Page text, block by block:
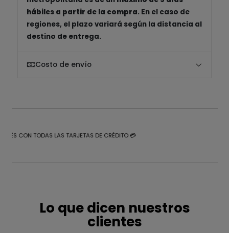
hábiles a partir de la compra. En el caso de
regiones, el plazo variará según la distancia al
destino de entrega.
Costo de envío
CON TODAS LAS TARJETAS DE CRÉDITO 💳
Lo que dicen nuestros
clientes